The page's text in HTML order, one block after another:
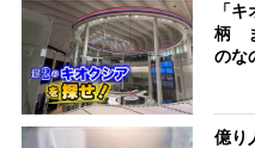
「
柄
のな
億り